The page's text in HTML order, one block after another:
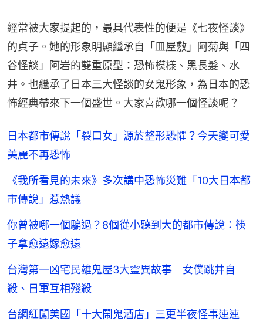
經常被大家提起的，最具代表性的便是《七夜怪談》
的貞子。她的形象明顯繼承自「皿屋敷」阿菊與「四
谷怪談」阿岩的雙重原型：恐怖模樣、黑長髮、水
井。也繼承了日本三大怪談的女鬼形象，為日本的恐
怖經典帶來下一個盛世。大家喜歡哪一個怪談呢？
日本都市傳說「裂口女」源於整形恐懼？今天變可愛
美麗不再恐怖
《我所看見的未來》多次講中恐怖災難「10大日本都
市傳說」惹熱議
你曾被哪一個騙過？8個從小聽到大的都市傳說：筷
子拿愈遠嫁愈遠
台灣第一凶宅民雄鬼屋3大靈異故事 女僕跳井自
殺、日軍互相殘殺
台網紅闖美國「十大鬧鬼酒店」三更半夜怪事連連